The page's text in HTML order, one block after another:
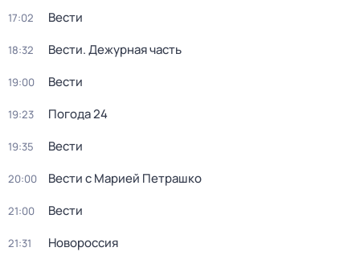
17:02 Вести
18:32 Вести. Дежурная часть
19:00 Вести
19:23 Погода 24
19:35 Вести
20:00 Вести с Марией Петрашко
21:00 Вести
21:31 Новороссия